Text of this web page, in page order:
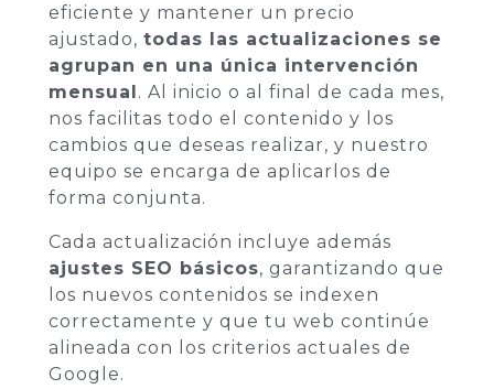
eficiente y mantener un precio
ajustado, todas las actualizaciones se
agrupan en una única intervención
mensual. Al inicio o al final de cada mes,
nos facilitas todo el contenido y los
cambios que deseas realizar, y nuestro
equipo se encarga de aplicarlos de
forma conjunta.
Cada actualización incluye además
ajustes SEO básicos, garantizando que
los nuevos contenidos se indexen
correctamente y que tu web continúe
alineada con los criterios actuales de
Google.